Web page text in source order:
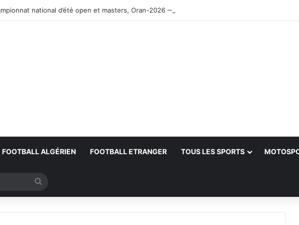
national d’été open et masters, Oran-2026 — Le CRB s’adjuge le titre
FOOTBALL ALGÉRIEN FOOTBALL ETRANGER TOUS LES SPORTS